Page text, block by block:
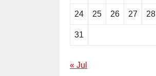
24 25 26 27 28
31
« Jul